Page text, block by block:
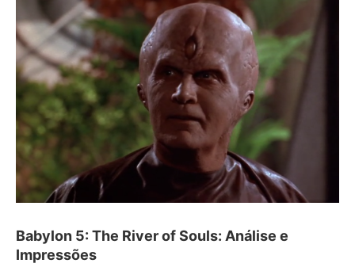
Babylon 5: The River of Souls: Análise e
Impressões